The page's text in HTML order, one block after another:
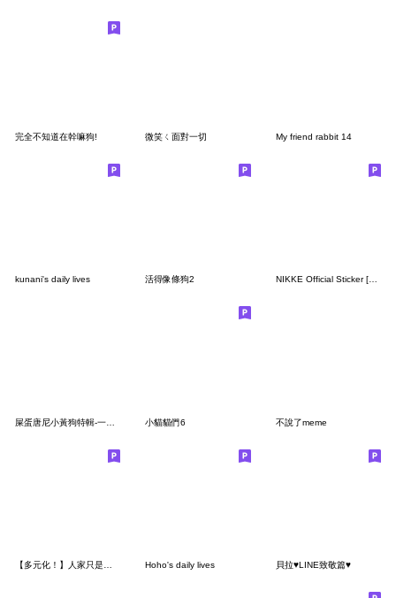
完全不知道在幹嘛狗! 微笑ㄑ面對一切 My friend rabbit 14
kunani's daily lives 活得像條狗2 NIKKE Official Sticker [3rd Batch]
小貓貓們6 不說了meme
Hoho's daily lives 貝拉♥LINE致敬篇♥